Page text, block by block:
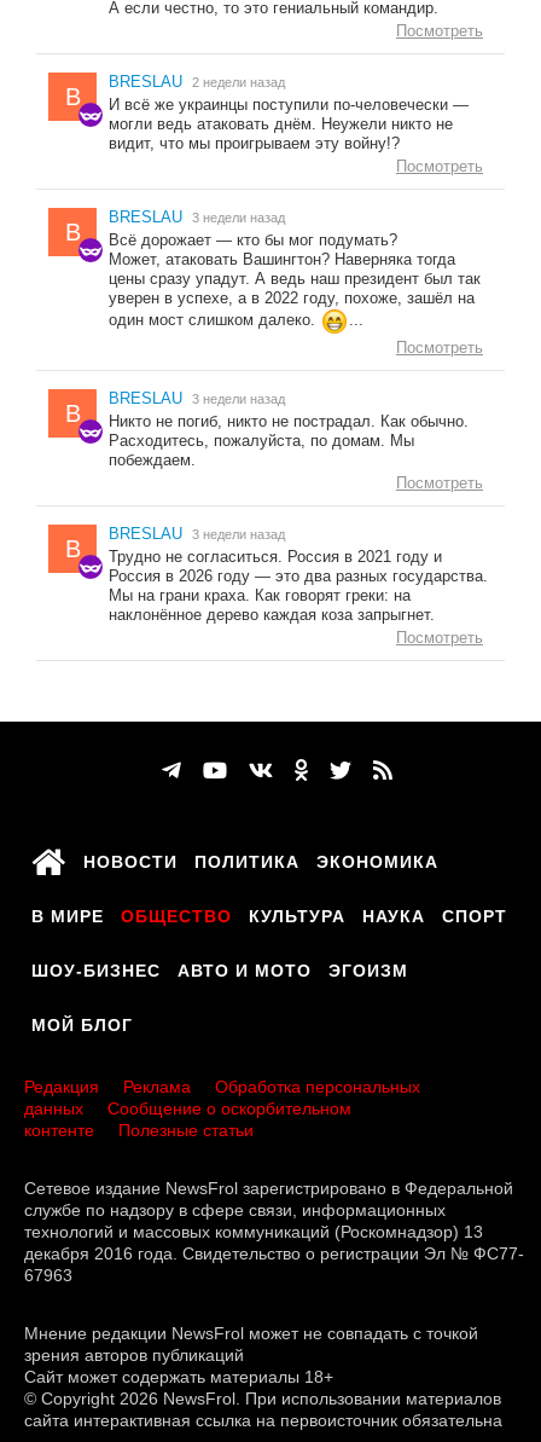
А если честно, то это гениальный командир.
Посмотреть
B
BRESLAU 2 недели назад
И всё же украинцы поступили по-человечески —
могли ведь атаковать днём. Неужели никто не
видит, что мы проигрываем эту войну!?
Посмотреть
B
BRESLAU 3 недели назад
Всё дорожает — кто бы мог подумать?
Может, атаковать Вашингтон? Наверняка тогда
цены сразу упадут. А ведь наш президент был так
уверен в успехе, а в 2022 году, похоже, зашёл на
один мост слишком далеко.
...
Посмотреть
B
BRESLAU 3 недели назад
Никто не погиб, никто не пострадал. Как обычно.
Расходитесь, пожалуйста, по домам. Мы
побеждаем.
Посмотреть
B
BRESLAU 3 недели назад
Трудно не согласиться. Россия в 2021 году и
Россия в 2026 году — это два разных государства.
Мы на грани краха. Как говорят греки: на
наклонённое дерево каждая коза запрыгнет.
Посмотреть
НОВОСТИ ПОЛИТИКА ЭКОНОМИКА
В МИРЕ ОБЩЕСТВО КУЛЬТУРА НАУКА СПОРТ
ШОУ-БИЗНЕС АВТО И МОТО ЭГОИЗМ
МОЙ БЛОГ
Редакция Реклама
Обработка персональных
данных
Сообщение о оскорбительном
контенте
Полезные статьи
Сетевое издание NewsFrol зарегистрировано в Федеральной
службе по надзору в сфере связи, информационных
технологий и массовых коммуникаций (Роскомнадзор) 13
декабря 2016 года. Свидетельство о регистрации Эл № ФС77-
67963
Мнение редакции NewsFrol может не совпадать с точкой
зрения авторов публикаций
Сайт может содержать материалы 18+
© Copyright 2026 NewsFrol. При использовании материалов
сайта интерактивная ссылка на первоисточник обязательна